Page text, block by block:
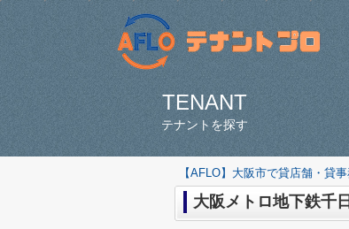
TENANT
テナントを探す
【AFLO】大阪市で貸店舗・貸
大阪メトロ地下鉄千